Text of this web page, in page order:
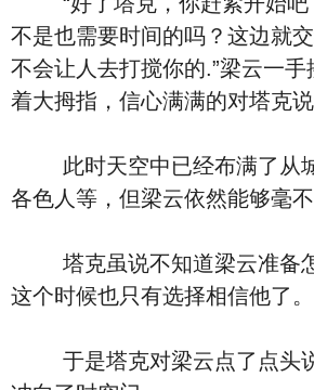
不是也需要时间的吗？这边就
不会让人去打搅你的.”梁云一手
着大拇指，信心满满的对塔克说
此时天空中已经布满了从
各色人等，但梁云依然能够毫不
塔克虽说不知道梁云准备
这个时候也只有选择相信他了。
于是塔克对梁云点了点头说